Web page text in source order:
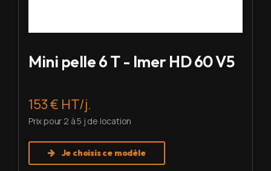
Mini pelle 6 T - Imer HD 60 V5
153 € HT/j.
Prix pour 2 à 5 j de location
Je choisis ce modèle